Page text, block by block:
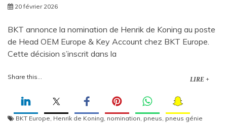
20 février 2026
BKT annonce la nomination de Henrik de Koning au poste
de Head OEM Europe & Key Account chez BKT Europe.
Cette décision s’inscrit dans la
Share this... LIRE +
BKT Europe, Henrik de Koning, nomination, pneus, pneus génie